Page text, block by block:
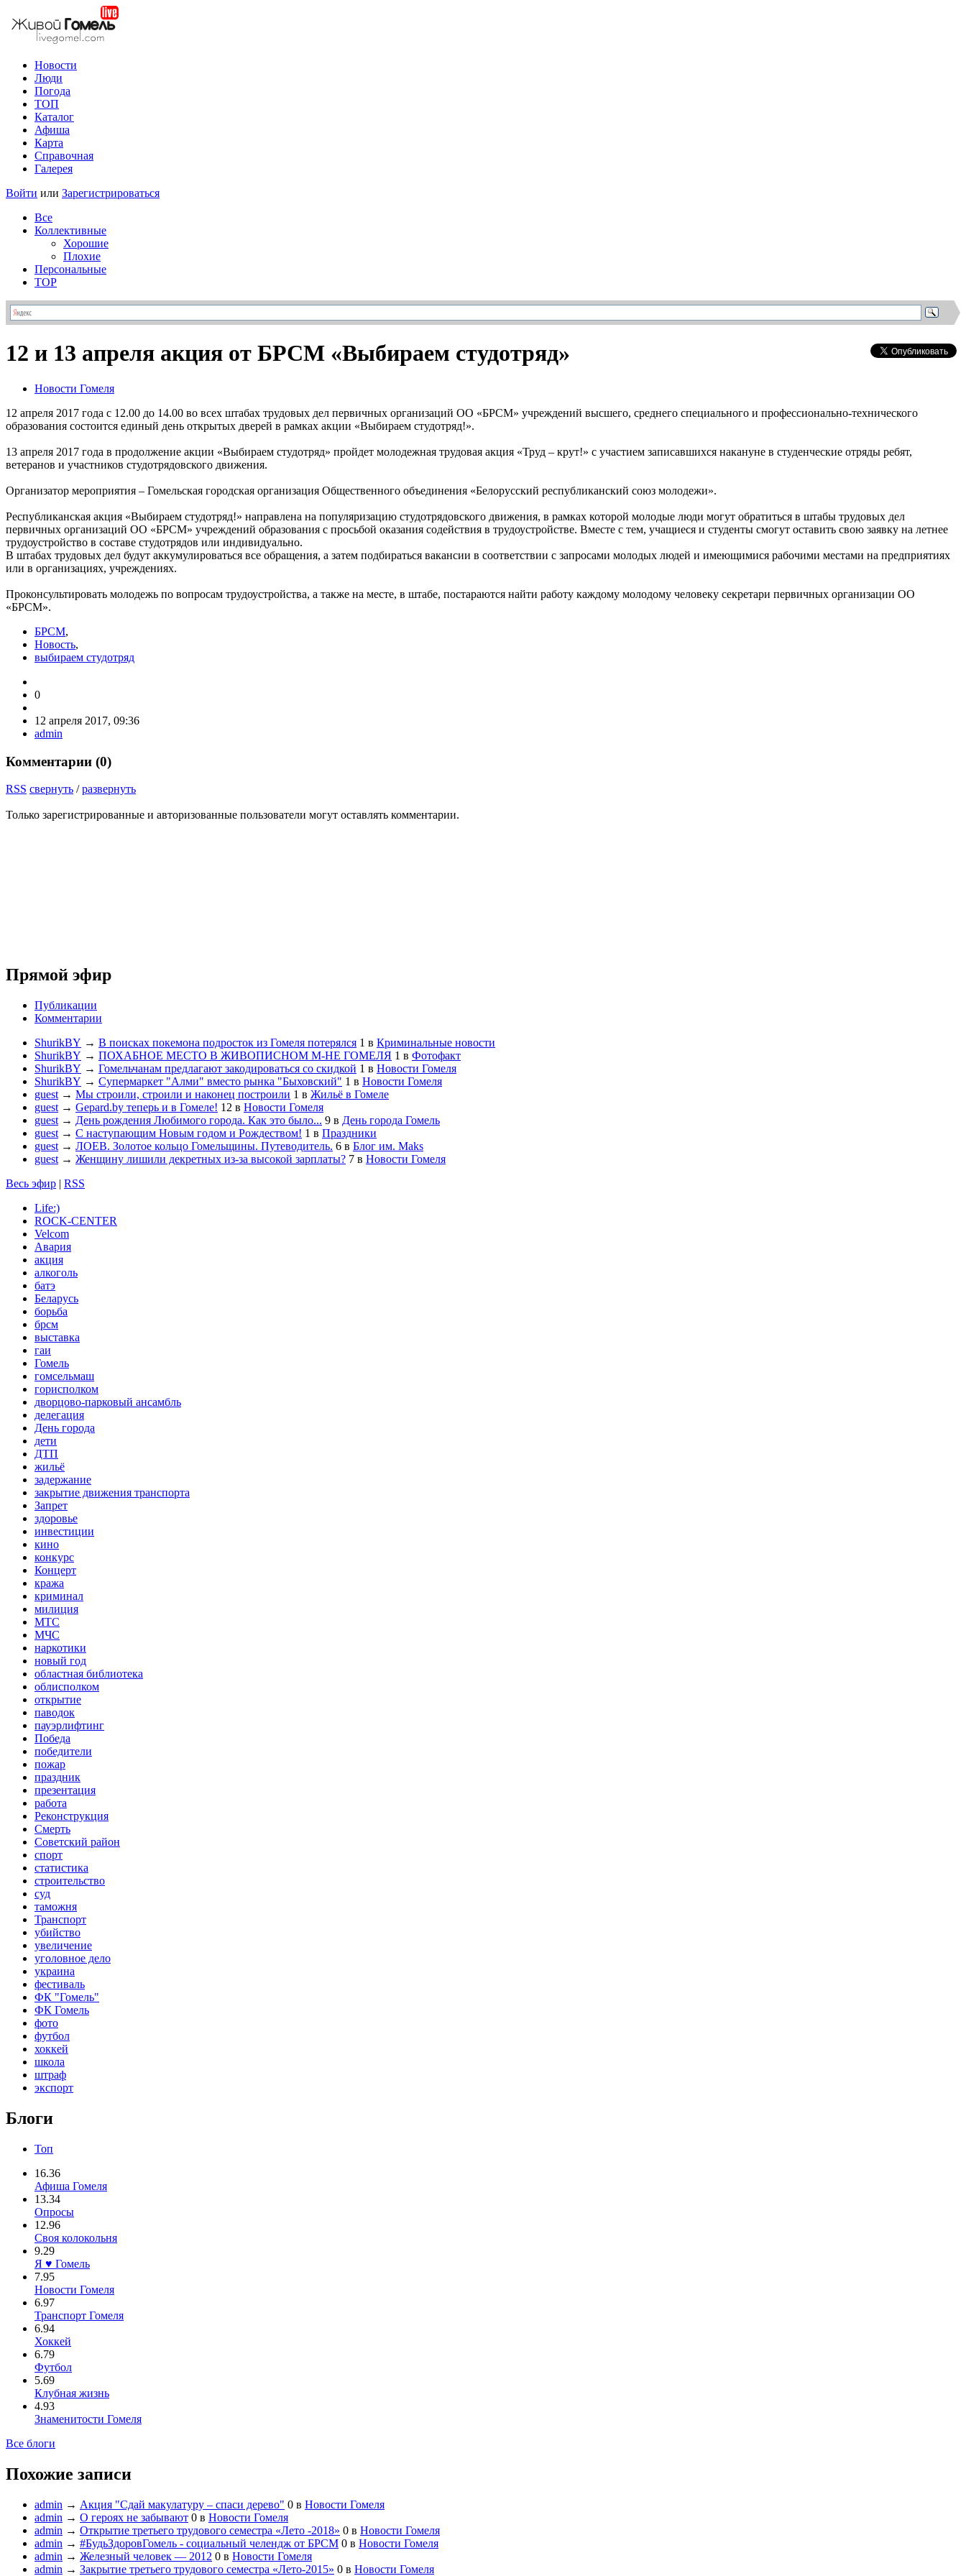
Новости
Люди
Погода
ТОП
Каталог
Афиша
Карта
Справочная
Галерея
Войти или Зарегистрироваться
Все
Коллективные
Хорошие
Плохие
Персональные
TOP
12 и 13 апреля акция от БРСМ «Выбираем студотряд»
Новости Гомеля
12 апреля 2017 года с 12.00 до 14.00 во всех штабах трудовых дел первичных организаций ОО «БРСМ» учреждений высшего, среднего специального и профессионально-технического
образования состоится единый день открытых дверей в рамках акции «Выбираем студотряд!».
13 апреля 2017 года в продолжение акции «Выбираем студотряд» пройдет молодежная трудовая акция «Труд – крут!» с участием записавшихся накануне в студенческие отряды ребят,
ветеранов и участников студотрядовского движения.
Организатор мероприятия – Гомельская городская организация Общественного объединения «Белорусский республиканский союз молодежи».
Республиканская акция «Выбираем студотряд!» направлена на популяризацию студотрядовского движения, в рамках которой молодые люди могут обратиться в штабы трудовых дел
первичных организаций ОО «БРСМ» учреждений образования с просьбой оказания содействия в трудоустройстве. Вместе с тем, учащиеся и студенты смогут оставить свою заявку на летнее
трудоустройство в составе студотрядов или индивидуально.
В штабах трудовых дел будут аккумулироваться все обращения, а затем подбираться вакансии в соответствии с запросами молодых людей и имеющимися рабочими местами на предприятиях
или в организациях, учреждениях.
Проконсультировать молодежь по вопросам трудоустройства, а также на месте, в штабе, постараются найти работу каждому молодому человеку секретари первичных организации ОО
«БРСМ».
БРСМ,
Новость,
выбираем студотряд
0
12 апреля 2017, 09:36
admin
Комментарии (0)
RSS свернуть /развернуть
Только зарегистрированные и авторизованные пользователи могут оставлять комментарии.
Прямой эфир
Публикации
Комментарии
ShurikBY → В поисках покемона подросток из Гомеля потерялся 1 в Криминальные новости
ShurikBY → ПОХАБНОЕ МЕСТО В ЖИВОПИСНОМ М-НЕ ГОМЕЛЯ 1 в Фотофакт
ShurikBY → Гомельчанам предлагают закодироваться со скидкой 1 в Новости Гомеля
ShurikBY → Супермаркет "Алми" вместо рынка "Быховский" 1 в Новости Гомеля
guest → Мы строили, строили и наконец построили 1 в Жильё в Гомеле
guest → Gepard.by теперь и в Гомеле! 12 в Новости Гомеля
guest → День рождения Любимого города. Как это было... 9 в День города Гомель
guest → С наступающим Новым годом и Рождеством! 1 в Праздники
guest → ЛОЕВ. Золотое кольцо Гомельщины. Путеводитель. 6 в Блог им. Maks
guest → Женщину лишили декретных из-за высокой зарплаты? 7 в Новости Гомеля
Весь эфир | RSS
Life:)
ROCK-CENTER
Velcom
Авария
акция
алкоголь
батэ
Беларусь
борьба
брсм
выставка
гаи
Гомель
гомсельмаш
горисполком
дворцово-парковый ансамбль
делегация
День города
дети
ДТП
жильё
задержание
закрытие движения транспорта
Запрет
здоровье
инвестиции
кино
конкурс
Концерт
кража
криминал
милиция
МТС
МЧС
наркотики
новый год
областная библиотека
облисполком
открытие
паводок
пауэрлифтинг
Победа
победители
пожар
праздник
презентация
работа
Реконструкция
Смерть
Советский район
спорт
статистика
строительство
суд
таможня
Транспорт
убийство
увеличение
уголовное дело
украина
фестиваль
ФК "Гомель"
ФК Гомель
фото
футбол
хоккей
школа
штраф
экспорт
Блоги
Топ
16.36
Афиша Гомеля
13.34
Опросы
12.96
Своя колокольня
9.29
Я ♥ Гомель
7.95
Новости Гомеля
6.97
Транспорт Гомеля
6.94
Хоккей
6.79
Футбол
5.69
Клубная жизнь
4.93
Знаменитости Гомеля
Все блоги
Похожие записи
admin → Акция "Сдай макулатуру – спаси дерево" 0 в Новости Гомеля
admin → О героях не забывают 0 в Новости Гомеля
admin → Открытие третьего трудового семестра «Лето -2018» 0 в Новости Гомеля
admin → #БудьЗдоровГомель - социальный челендж от БРСМ 0 в Новости Гомеля
admin → Железный человек — 2012 0 в Новости Гомеля
admin → Закрытие третьего трудового семестра «Лето-2015» 0 в Новости Гомеля